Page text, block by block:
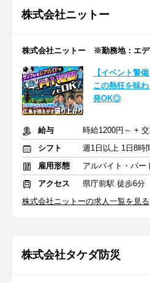
株式会社ニットー
株式会社ニットー ※勤務地：エデ
【イベント警
この熱狂を味
発OK◎
給与
時給1200円～ +
シフト
雇用形態
アルバイト・パー
アクセス
県庁前駅 徒歩6分
株式会社ニットーの求人一覧を見る
株式会社タケダ防災